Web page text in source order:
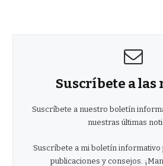
Suscríbete a las
Suscríbete a nuestro boletín
nuestras últimas
Suscríbete a mi boletín informativo
publicaciones y consejos.